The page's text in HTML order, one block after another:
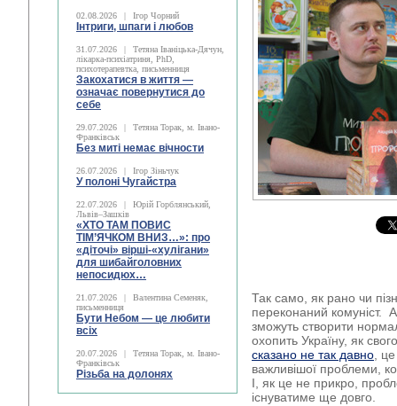
02.08.2026 | Ігор Чорний
Інтриги, шпаги і любов
31.07.2026 |
Тетяна Іваніцька-Дячун,
лікарка-психіатриня, PhD,
психотерапевтка, письменниця
Закохатися в життя —
означає повернутися до
себе
29.07.2026 |
Тетяна Торак, м. Івано-
Франківськ
Без миті немає вічности
26.07.2026 | Ігор Зіньчук
У полоні Чугайстра
22.07.2026 |
Юрій Горблянський,
Львів–Зашків
«ХТО ТАМ ПОВИС
ТІМ’ЯЧКОМ ВНИЗ…»: про
«діточі» вірші-«хулігани»
для шибайголовних
непосидюх…
21.07.2026 |
Валентина Семеняк,
письменниця
Бути Небом ― це любити
всіх
20.07.2026 |
Тетяна Торак, м. Івано-
Франківськ
Різьба на долонях
Так само, як рано чи
переконаний комуніст.
зможуть створити
охопить Україну, як
сказано не так давно ,
важливішої проблеми,
І, як це не прикро,
існуватиме ще довго.